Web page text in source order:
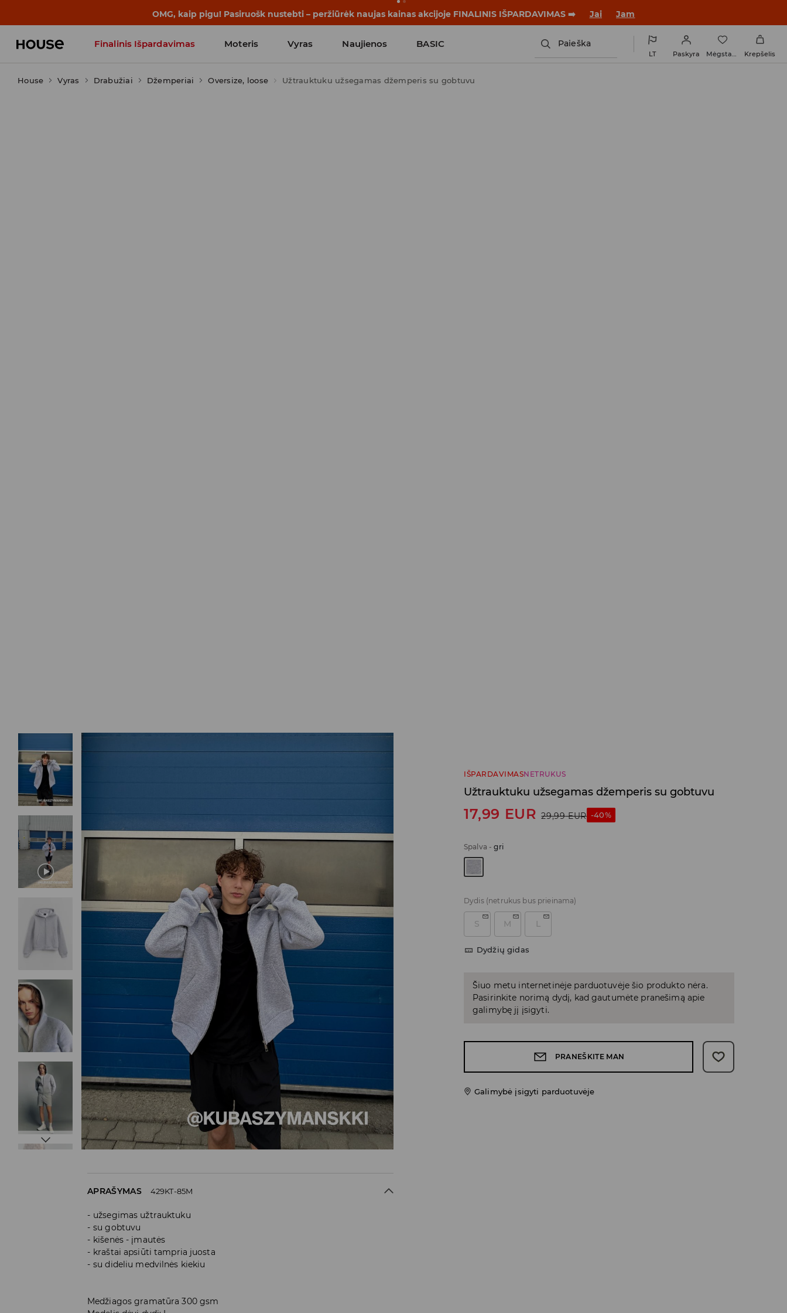
BACK TO SCHOOL📒Geriausios istorijos prasideda dar prieš pirmąjį skambutį. Pradėk mokslo metus su nauju įvaizdžiu!
Finalinis Išpardavimas Moteris Vyras Naujienos BASIC
Influencers' Faves
Paieška
LT Paskyra Mėgstamiausi Krepšelis
House Vyras Drabužiai Džemperiai Oversize, loose Užtrauktuku užsegamas džemperis su gobtuvu
IŠPARDAVIMASNETRUKUS
Užtrauktuku užsegamas džemperis su gobtuvu
17,99 EUR 29,99 EUR -40%
Spalva -gri
Dydis (netrukus bus prieinama)
S M L
Dydžių gidas
Šiuo metu internetinėje parduotuvėje šio produkto nėra.
Pasirinkite norimą dydį, kad gautumėte pranešimą apie
galimybę jį įsigyti.
PRANEŠKITE MAN
Galimybė įsigyti parduotuvėje
APRAŠYMAS 429KT-85M
užsegimas užtrauktuku
su gobtuvu
kišenės - įmautės
kraštai apsiūti tampria juosta
su dideliu medvilnės kiekiu
Medžiagos gramatūra 300 gsm